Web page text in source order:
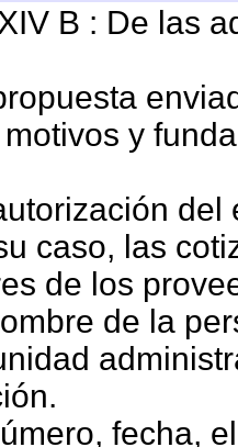
B : De las
y
del
caso, las
de los
de la
fecha,